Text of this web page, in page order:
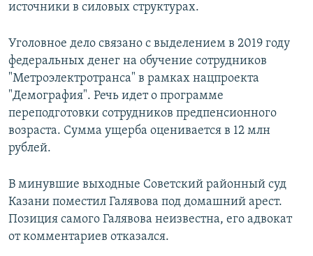
источники в силовых структурах.
Уголовное дело связано с выделением в 2019 году
федеральных денег на обучение сотрудников
"Метроэлектротранса" в рамках нацпроекта
"Демография". Речь идет о программе
переподготовки сотрудников предпенсионного
возраста. Сумма ущерба оценивается в 12 млн
рублей.
В минувшие выходные Советский районный суд
Казани поместил Галявова под домашний арест.
Позиция самого Галявова неизвестна, его адвокат
от комментариев отказался.